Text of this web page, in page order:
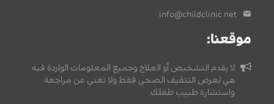
info@childclinic.net
موقعنا:
لا يقدم التشخيص أو العلاج وجميع المعلومات الواردة فيه
هي لغرض التثقيف الصحي فقط ولا تغني عن مراجعة
واستشارة طبيب طفلك.